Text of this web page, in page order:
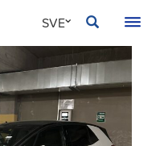
SVE
ENG